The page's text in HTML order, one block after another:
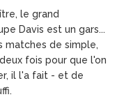
le grand
Davis est un gars...
matches de simple,
fois pour que l'on
il l'a fait - et de